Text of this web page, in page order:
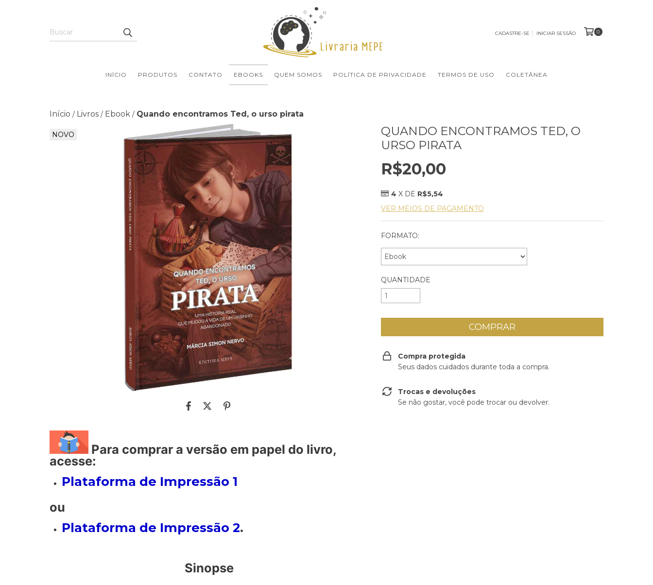
CADASTRE-SE INICIAR SESSÃO 0
INÍCIO PRODUTOS CONTATO EBOOKS QUEM SOMOS POLÍTICA DE PRIVACIDADE TERMOS DE USO COLETÂNEA
Início / Livros / Ebook / Quando encontramos Ted, o urso pirata
NOVO
Para comprar a versão em papel do livro,
acesse:
Plataforma de Impressão 1
ou
Plataforma de Impressão 2.
Sinopse
QUANDO ENCONTRAMOS TED, O
URSO PIRATA
R$20,00
4 X DE R$5,54
VER MEIOS DE PAGAMENTO
FORMATO:
QUANTIDADE
Compra protegida
Seus dados cuidados durante toda a compra.
Trocas e devoluções
Se não gostar, você pode trocar ou devolver.